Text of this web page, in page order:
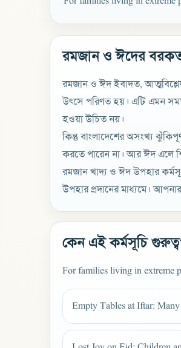
রমজান ও ঈদের বরকত
রমজান ও ঈদ ইবাদত,
উৎসে পরিণত হয়। এটি এমন
হওয়া উচিত নয়।
কিন্তু বাংলাদেশের অসংখ্য
করতে পারেন না। আর ঈদ এলে
রমজান খাদ্য ও ঈদ উপহার
উপহার প্রদানের মাধ্যমে।
কেন এই কর্মসূচি
For families living in extreme
Empty Tables at Iftar: